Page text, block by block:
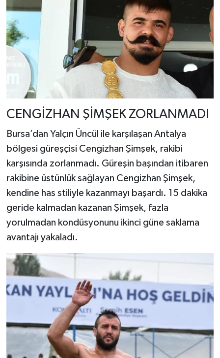
CENGİZHAN ŞİMŞEK ZORLANMADI
Bursa’dan Yalçın Üncül ile karşılaşan Antalya
bölgesi güreşçisi Cengizhan Şimşek, rakibi
karşısında zorlanmadı. Güreşin başından itibaren
rakibine üstünlük sağlayan Cengizhan Şimşek,
kendine has stiliyle kazanmayı başardı. 15 dakika
geride kalmadan kazanan Şimşek, fazla
yorulmadan kondüsyonunu ikinci güne saklama
avantajı yakaladı.